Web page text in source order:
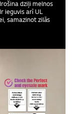
dziļi melnos
ieguvis arī UL
samazinot zilās